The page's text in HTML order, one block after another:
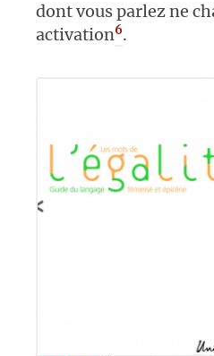
dont vous parlez ne
activation6.